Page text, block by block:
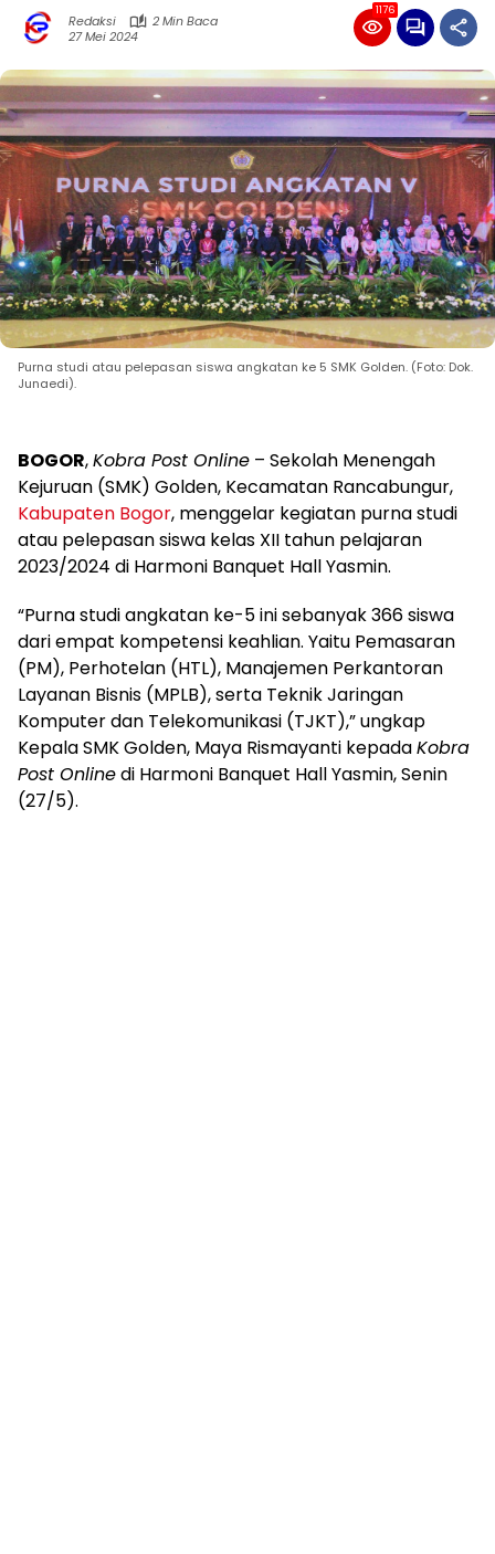
Redaksi
2 Min Baca
27 Mei 2024
1176
Purna studi atau pelepasan siswa angkatan ke 5 SMK Golden. (Foto: Dok.
Junaedi).
BOGOR,Kobra Post Online – Sekolah Menengah
Kejuruan (SMK) Golden, Kecamatan Rancabungur,
Kabupaten Bogor, menggelar kegiatan purna studi
atau pelepasan siswa kelas XII tahun pelajaran
2023/2024 di Harmoni Banquet Hall Yasmin.
“Purna studi angkatan ke-5 ini sebanyak 366 siswa
dari empat kompetensi keahlian. Yaitu Pemasaran
(PM), Perhotelan (HTL), Manajemen Perkantoran
Layanan Bisnis (MPLB), serta Teknik Jaringan
Komputer dan Telekomunikasi (TJKT),” ungkap
Kepala SMK Golden, Maya Rismayanti kepadaKobra
Post Onlinedi Harmoni Banquet Hall Yasmin, Senin
(27/5).